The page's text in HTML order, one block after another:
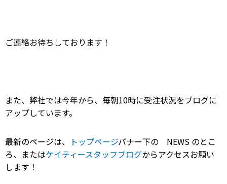
ご連絡お待ちしております！
また、弊社では今年から、毎朝10時に受注状況をブログに
アップしています。
最新のページは、 トップページバナー下の NEWS のとこ
ろ、またはケイティースタッフブログからアクセスお願い
します！